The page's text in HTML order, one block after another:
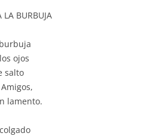
LA BURBUJA
ojos
salto
lamento.